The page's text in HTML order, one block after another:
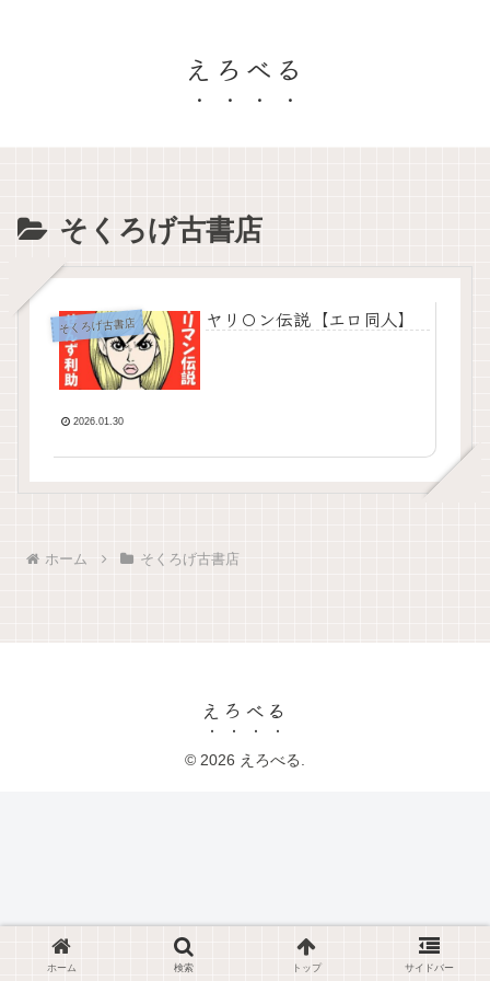
えろべる
そくろげ古書店
そくろげ古書店 ヤリ〇ン伝説【エロ同人】
2026.01.30
ホーム そくろげ古書店
えろべる
© 2026 えろべる.
ホーム 検索 トップ サイドバー